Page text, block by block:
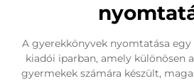
A gyerekkönyvek nyomtatása egy
kiadói iparban, amely különösen
gyermekek számára készült,